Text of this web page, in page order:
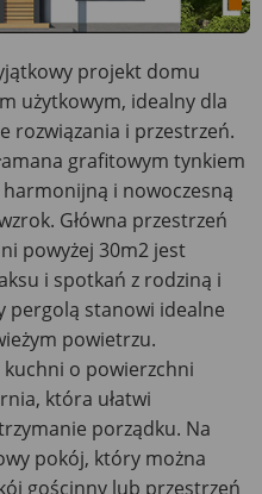
projekt domu
użytkowym, idealny dla
rozwiązania i przestrzeń.
grafitowym tynkiem
i nowoczesną
Główna przestrzeń
powyżej 30m2 jest
i spotkań z rodziną i
pergolą stanowi idealne
powietrzu.
o powierzchni
która ułatwi
porządku. Na
pokój, który można
gościnny lub przestrzeń